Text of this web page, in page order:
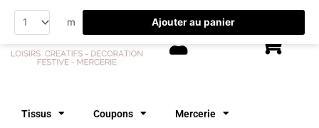
contenu
Tissus Coupons Mercerie
m Ajouter au panier